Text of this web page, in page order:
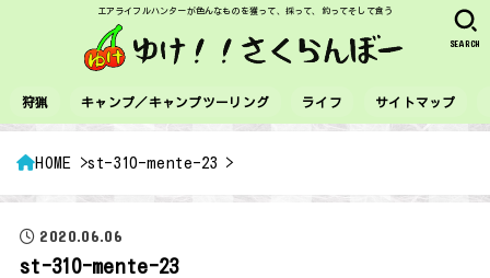
エアライフルハンターが色んなものを獲って、採って、釣ってそして食う
狩猟 キャンプ／キャンプツーリング ライフ サイトマップ
SEARCH
HOME st-310-mente-23
2020.06.06
st-310-mente-23